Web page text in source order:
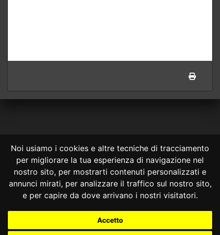
Noi usiamo i cookies e altre tecniche di tracciamento
per migliorare la tua esperienza di navigazione nel
nostro sito, per mostrarti contenuti personalizzati e
annunci mirati, per analizzare il traffico sul nostro sito,
e per capire da dove arrivano i nostri visitatori.
Accetto
CONSULTA ONLINE DAL 1995 -NOTE LEGALI
Consulta OnLine non ha prodotto e non è responsabile per i contenuti e
le informazioni legali di siti collegati.
costituisce una relazione di consulenza legale.
Nessuno deve confidare o agire in base alle informazioni disponibili in